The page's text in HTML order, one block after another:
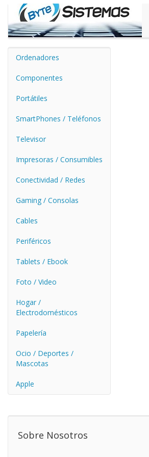
Ordenadores
Componentes
Portátiles
SmartPhones / Teléfonos
Televisor
Impresoras / Consumibles
Conectividad / Redes
Gaming / Consolas
Cables
Periféricos
Tablets / Ebook
Foto / Video
Hogar /
Electrodomésticos
Papelería
Ocio / Deportes /
Mascotas
Apple
Sobre Nosotros